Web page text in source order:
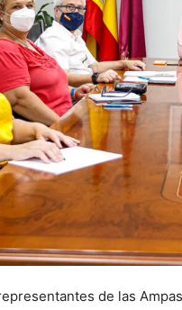
de las